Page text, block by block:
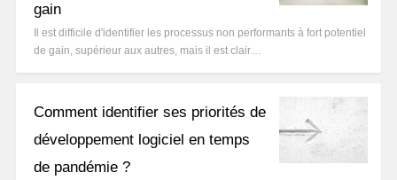
gain
Il est difficile d'identifier les processus non performants à fort potentiel
de gain, supérieur aux autres, mais il est clair…
Comment identifier ses priorités de
développement logiciel en temps
de pandémie ?